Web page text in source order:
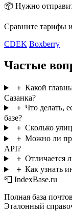
📦 Нужно
Сравните тарифы
CDEK Boxberry
Частые
＋ Какой
Сазанка?
＋ Что делать,
базе?
＋ Сколько
＋ Можно ли
API?
＋ Отличается
＋ Как узнать
📮 IndexBase.ru
Полная база
Эталонный